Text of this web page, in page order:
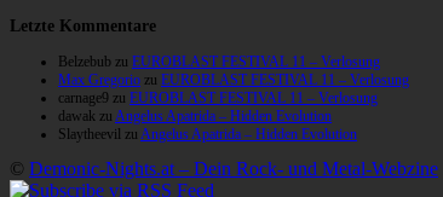
Letzte Kommentare
Belzebub zu EUROBLAST FESTIVAL 11 – Verlosung
Max Gregorio zu EUROBLAST FESTIVAL 11 – Verlosung
carnage9 zu EUROBLAST FESTIVAL 11 – Verlosung
dawak zu Angelus Apatrida – Hidden Evolution
Slaytheevil zu Angelus Apatrida – Hidden Evolution
© Demonic-Nights.at – Dein Rock- und Metal-Webzine